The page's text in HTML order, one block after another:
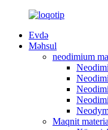
Evdə
Məhsul
neodimium
Maqnit